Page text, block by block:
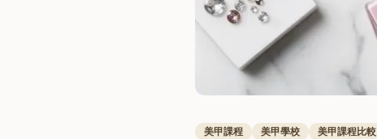
美甲課程 美甲學校 美甲課程比較